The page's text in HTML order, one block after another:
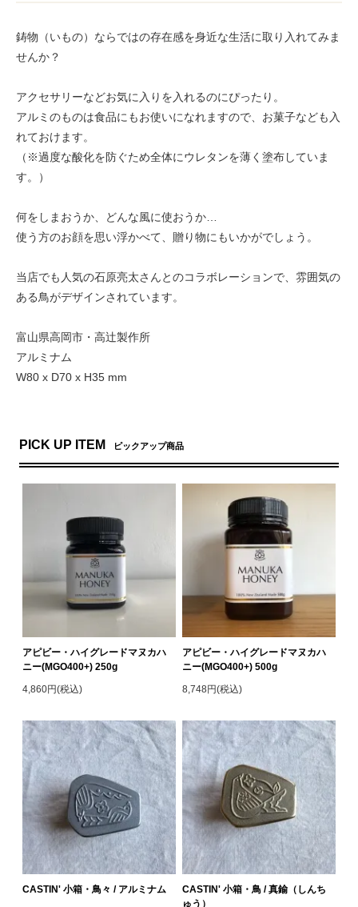
鋳物（いもの）ならではの存在感を身近な生活に取り入れてみま
せんか？
アクセサリーなどお気に入りを入れるのにぴったり。
アルミのものは食品にもお使いになれますので、お菓子なども入
れておけます。
（※過度な酸化を防ぐため全体にウレタンを薄く塗布していま
す。）
何をしまおうか、どんな風に使おうか…
使う方のお顔を思い浮かべて、贈り物にもいかがでしょう。
当店でも人気の石原亮太さんとのコラボレーションで、雰囲気の
ある鳥がデザインされています。
富山県高岡市・高辻製作所
アルミナム
W80 x D70 x H35 mm
PICK UP ITEM ピックアップ商品
アピビー・ハイグレードマヌカハ
ニー(MGO400+) 250g
4,860円(税込)
アピビー・ハイグレードマヌカハ
ニー(MGO400+) 500g
8,748円(税込)
CASTIN' 小箱・鳥々 / アルミナム
CASTIN' 小箱・鳥 / 真鍮（しんち
ゅう）